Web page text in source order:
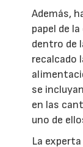
Además,
papel de
dentro de
recalcado
se
en las
uno de
La